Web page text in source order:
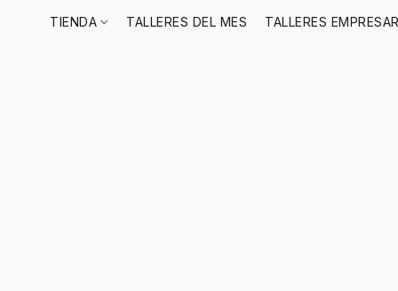
TIENDA TALLERES DEL MES TALLERES